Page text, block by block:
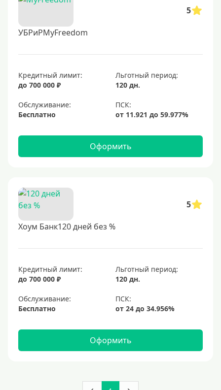
5
УБРиРMyFreedom
Кредитный лимит:
до 700 000 ₽
Льготный период:
120 дн.
Обслуживание:
Бесплатно
Оформить
5
Хоум Банк120 дней без %
Кредитный лимит:
до 700 000 ₽
Льготный период:
120 дн.
Обслуживание:
Бесплатно
Оформить